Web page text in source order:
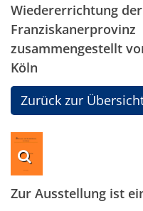
Wiedererrichtung
Franziskanerprovinz
zusammengestellt
Köln
Zurück zur
Zur Ausstellung ist